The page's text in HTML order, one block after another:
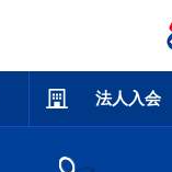
法人入会